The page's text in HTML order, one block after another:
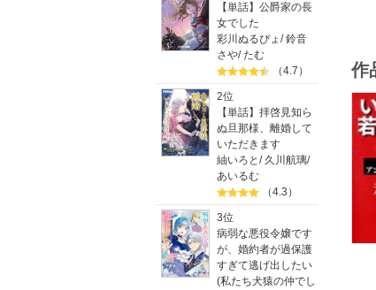
【単話】公爵家の長
女でした
彩川ぬるぴょ /鈴音
さや/たむ
（4.7）
2位
【単話】拝啓見知ら
ぬ旦那様、離婚して
いただきます
紬いろと / 久川航璃/
あいるむ
（4.3）
3位
病弱な悪役令嬢です
が、婚約者が過保護
すぎて逃げ出したい
(私たち犬猿の仲でし
作